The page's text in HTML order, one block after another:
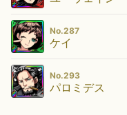
No.287
ケイ
No.293
パロミデス